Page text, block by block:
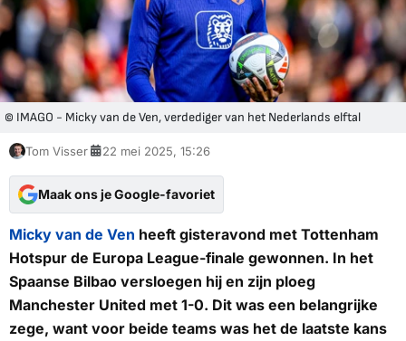
© IMAGO - Micky van de Ven, verdediger van het Nederlands elftal
Tom Visser 22 mei 2025, 15:26
Maak ons je Google-favoriet
Micky van de Ven heeft gisteravond met Tottenham
Hotspur de Europa League-finale gewonnen. In het
Spaanse Bilbao versloegen hij en zijn ploeg
Manchester United met 1-0. Dit was een belangrijke
zege, want voor beide teams was het de laatste kans